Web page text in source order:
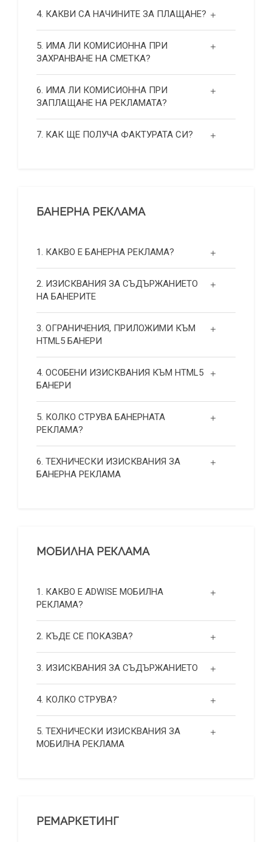
4. КАКВИ СА НАЧИНИТЕ ЗА ПЛАЩАНЕ?
5. ИМА ЛИ КОМИСИОННА ПРИ
ЗАХРАНВАНЕ НА СМЕТКА?
6. ИМА ЛИ КОМИСИОННА ПРИ
ЗАПЛАЩАНЕ НА РЕКЛАМАТА?
7. КАК ЩЕ ПОЛУЧА ФАКТУРАТА СИ?
БАНЕРНА РЕКЛАМА
1. КАКВО Е БАНЕРНА РЕКЛАМА?
2. ИЗИСКВАНИЯ ЗА СЪДЪРЖАНИЕТО
НА БАНЕРИТЕ
3. ОГРАНИЧЕНИЯ, ПРИЛОЖИМИ КЪМ
HTML5 БАНЕРИ
4. ОСОБЕНИ ИЗИСКВАНИЯ КЪМ HTML5
БАНЕРИ
5. КОЛКО СТРУВА БАНЕРНАТА
РЕКЛАМА?
6. ТЕХНИЧЕСКИ ИЗИСКВАНИЯ ЗА
БАНЕРНА РЕКЛАМА
МОБИЛНА РЕКЛАМА
1. КАКВО Е ADWISE МОБИЛНА
РЕКЛАМА?
2. КЪДЕ СЕ ПОКАЗВА?
3. ИЗИСКВАНИЯ ЗА СЪДЪРЖАНИЕТО
4. КОЛКО СТРУВА?
5. ТЕХНИЧЕСКИ ИЗИСКВАНИЯ ЗА
МОБИЛНА РЕКЛАМА
РЕМАРКЕТИНГ